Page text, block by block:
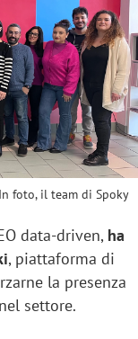
In foto, il team di Spoky
data-driven, ha
, piattaforma di
la presenza
settore.